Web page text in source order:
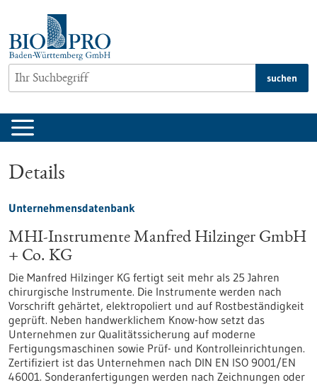
springen
suchen
Details
Unternehmensdatenbank
MHI-Instrumente Manfred Hilzinger GmbH
+ Co. KG
Die Manfred Hilzinger KG fertigt seit mehr als 25 Jahren
chirurgische Instrumente. Die Instrumente werden nach
Vorschrift gehärtet, elektropoliert und auf Rostbeständigkeit
geprüft. Neben handwerklichem Know-how setzt das
Unternehmen zur Qualitätssicherung auf moderne
Fertigungsmaschinen sowie Prüf- und Kontrolleinrichtungen.
Zertifiziert ist das Unternehmen nach DIN EN ISO 9001/EN
46001. Sonderanfertigungen werden nach Zeichnungen oder